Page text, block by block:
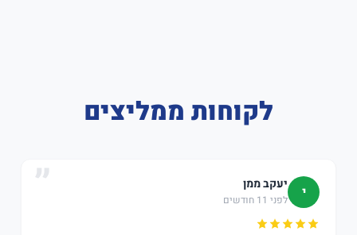
לקוחות ממליצים
י יעקב ממן
לפני 11 חודשים